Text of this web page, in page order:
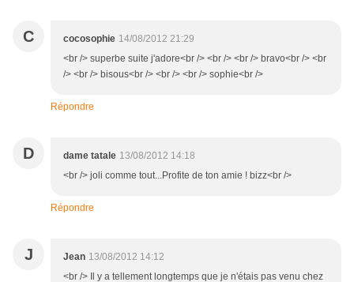
C cocosophie 14/08/2012 21:29
<br /> superbe suite j'adore<br /> <br /> <br /> bravo<br /> <br
/> <br /> bisous<br /> <br /> <br /> sophie<br />
Répondre
D dame tatale 13/08/2012 14:18
<br /> joli comme tout...Profite de ton amie ! bizz<br />
Répondre
J Jean 13/08/2012 14:12
<br /> Il y a tellement longtemps que je n'étais pas venu chez